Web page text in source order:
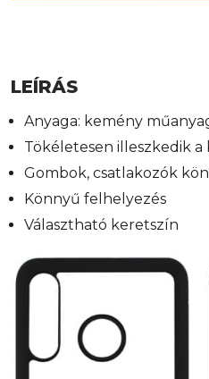
LEÍRÁS
Anyaga: kemény
Tökéletesen illeszkedik
Gombok, csatlakozók
Könnyű felhelyezés
Választható keretszín